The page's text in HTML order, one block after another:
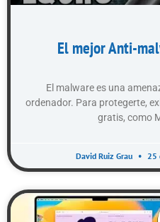
El mejor Anti-
El malware es una
ordenador. Para protegerte,
gratis, como
David Ruiz Grau 25